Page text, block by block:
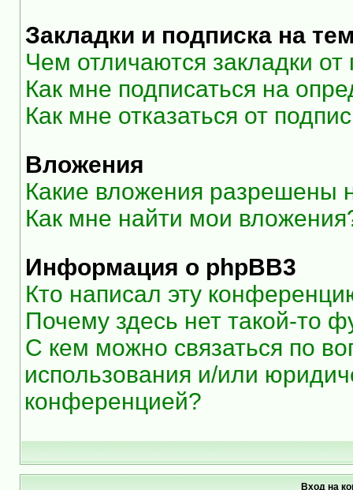
Закладки и подписка на
Чем отличаются закладки от
Как мне подписаться на
Как мне отказаться от
Вложения
Какие вложения разрешены
Как мне найти мои
Информация о phpBB3
Кто написал эту
Почему здесь нет такой-то
С кем можно связаться по
использования и/или
конференцией?
Вход на